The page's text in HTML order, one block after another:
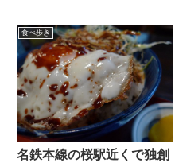
食べ歩き
名鉄本線の桜駅近くで独創